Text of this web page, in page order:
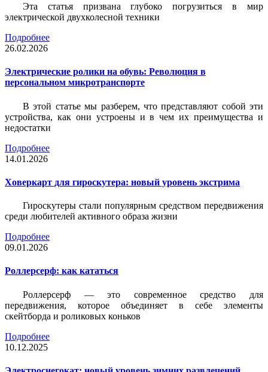
Эта статья призвана глубоко погрузиться в мир
электрической двухколесной техники
Подробнее
26.02.2026
Электрические ролики на обувь: Революция в
персональном микротранспорте
В этой статье мы разберем, что представляют собой эти
устройства, как они устроены и в чем их преимущества и
недостатки
Подробнее
14.01.2026
Ховеркарт для гироскутера: новый уровень экстрима
Гироскутеры стали популярным средством передвижения
среди любителей активного образа жизни
Подробнее
09.01.2026
Роллерсерф: как кататься
Роллерсерф — это современное средство для
передвижения, которое объединяет в себе элементы
скейтборда и роликовых коньков
Подробнее
10.12.2025